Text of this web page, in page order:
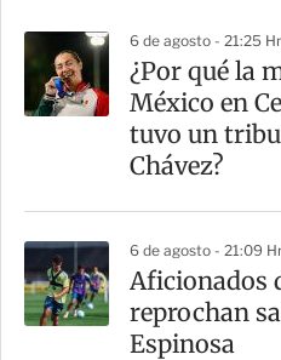
a
r
t
6 de agosto - 21:25
¿Por qué la
México en
tuvo un
Chávez?
6 de agosto - 21:09
Aficionados
reprochan
Espinosa